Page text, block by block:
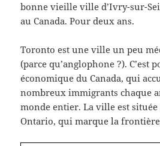
bonne vieille ville d’Ivry-sur-
au Canada. Pour deux ans.
Toronto est une ville un peu
(parce qu’anglophone ?). C’est
économique du Canada, qui
nombreux immigrants chaque
monde entier. La ville est
Ontario, qui marque la frontière